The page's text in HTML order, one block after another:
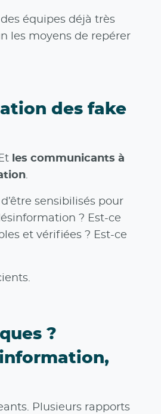
équipes déjà très
les moyens de repérer
des fake
les communicants à
.
sensibilisés pour
? Est-ce
et vérifiées ? Est-ce
?
Plusieurs rapports